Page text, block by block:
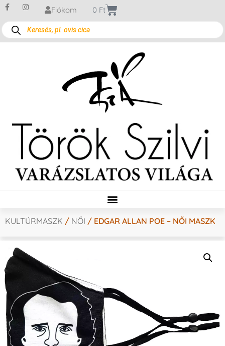
Fiókom 0 Ft
KULTÚRMASZK / NŐI / EDGAR ALLAN POE – NŐI MASZK